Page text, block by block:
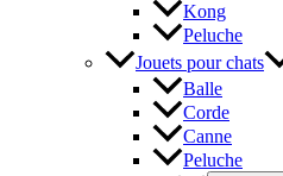
Kong
Peluche
Jouets pour chats
Balle
Corde
Canne
Peluche